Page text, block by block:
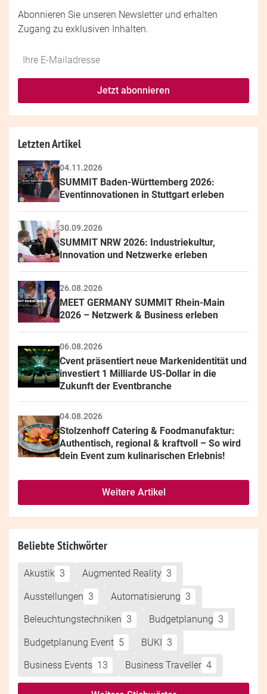
Abonnieren Sie unseren Newsletter und erhalten
Zugang zu exklusiven Inhalten.
Do
*Ihre
Jetzt abonnieren
Letzten Artikel
04.11.2026
SUMMIT Baden-Württemberg 2026:
Eventinnovationen in Stuttgart erleben
30.09.2026
SUMMIT NRW 2026: Industriekultur,
Innovation und Netzwerke erleben
26.08.2026
MEET GERMANY SUMMIT Rhein-Main
2026 – Netzwerk & Business erleben
06.08.2026
Cvent präsentiert neue Markenidentität und
investiert 1 Milliarde US-Dollar in die
Zukunft der Eventbranche
04.08.2026
Stolzenhoff Catering & Foodmanufaktur:
Authentisch, regional & kraftvoll – So wird
dein Event zum kulinarischen Erlebnis!
Weitere Artikel
Beliebte Stichwörter
Akustik 3 Augmented Reality 3
Ausstellungen 3 Automatisierung 3
Beleuchtungstechniken 3 Budgetplanung 3
Budgetplanung Event 5 BUKI 3
Business Events 13 Business Traveller 4